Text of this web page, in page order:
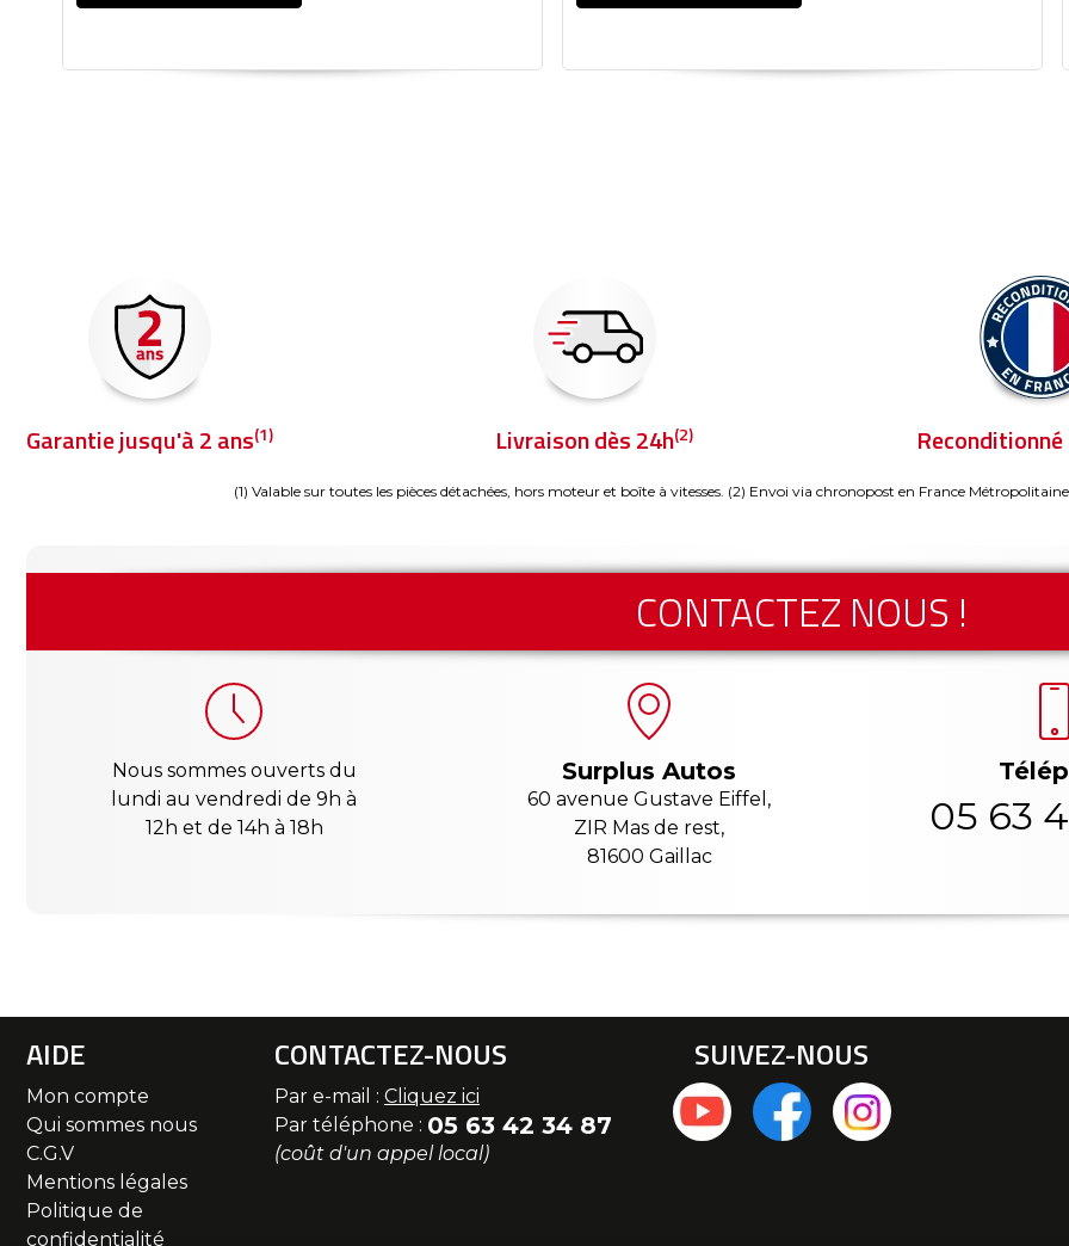
Garantie jusqu'à 2 ans(1) Livraison dès 24h(2) Reconditionné
(1) Valable sur toutes les pièces détachées, hors moteur et boîte à vitesses. (2) Envoi via chronopost en France
CONTACTEZ NOUS !
Nous sommes ouverts du
lundi au vendredi de 9h à
12h et de 14h à 18h
Surplus Autos
60 avenue Gustave Eiffel,
ZIR Mas de rest,
81600 Gaillac
05 63
AIDE
Mon compte
Qui sommes nous
C.G.V
Mentions légales
Politique de
confidentialité
CONTACTEZ-NOUS
Par e-mail : Cliquez ici
Par téléphone : 05 63 42 34 87
(coût d'un appel local)
SUIVEZ-NOUS